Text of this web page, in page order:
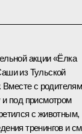
акции «Ёлка
из Тульской
Вместе с
и под присмотром
с животным,
тренингов и